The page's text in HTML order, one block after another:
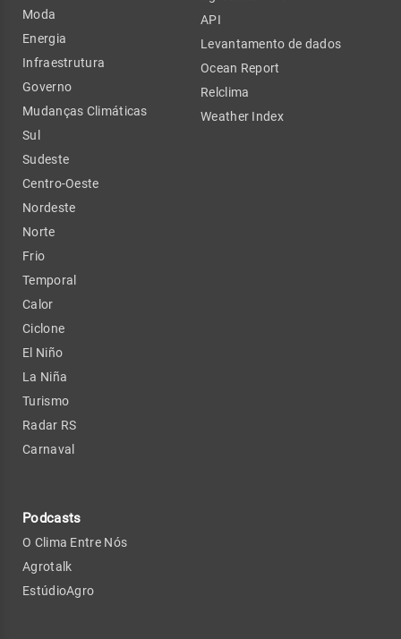
Moda
Energia
Infraestrutura
Governo
Mudanças Climáticas
Sul
Sudeste
Centro-Oeste
Nordeste
Norte
Frio
Temporal
Calor
Ciclone
El Niño
La Niña
Turismo
Radar RS
Carnaval
Podcasts
O Clima Entre Nós
Agrotalk
EstúdioAgro
API
Levantamento de dados
Ocean Report
Relclima
Weather Index